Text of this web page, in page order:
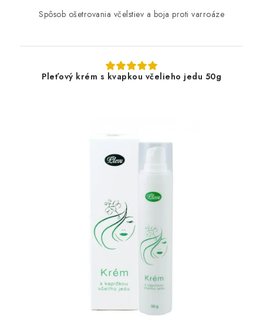
Spôsob ošetrovania včelstiev a boja proti varroáze
Pleťový krém s kvapkou včelieho jedu 50g